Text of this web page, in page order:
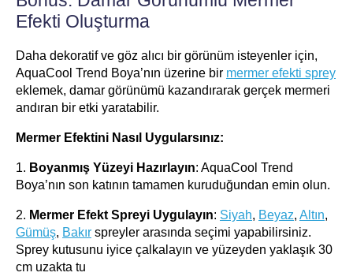
Efekti Oluşturma
Daha dekoratif ve göz alıcı bir görünüm isteyenler için,
AquaCool Trend Boya’nın üzerine bir mermer efekti sprey
eklemek, damar görünümü kazandırarak gerçek mermeri
andıran bir etki yaratabilir.
Mermer Efektini Nasıl Uygularsınız:
1. Boyanmış Yüzeyi Hazırlayın: AquaCool Trend
Boya’nın son katının tamamen kuruduğundan emin olun.
2. Mermer Efekt Spreyi Uygulayın: Siyah, Beyaz, Altın,
Gümüş, Bakır spreyler arasında seçimi yapabilirsiniz.
Sprey kutusunu iyice çalkalayın ve yüzeyden yaklaşık 30
cm uzakta tu